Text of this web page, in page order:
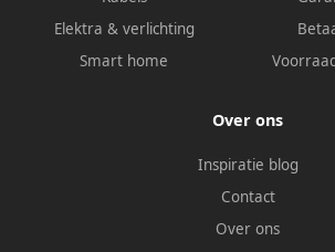
Elektra & verlichting
Smart home
Over ons
Inspiratie blog
Contact
Over ons